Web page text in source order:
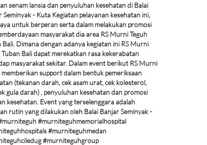
senam lansia dan penyuluhan kesehatan di Balai
Seminyak - Kuta Kegiatan pelayanan kesehatan ini,
untuk berperan serta dalam melakukan promosi
masyarakat dia area RS Murni Teguh
Bali. Dimana dengan adanya kegiatan ini RS Murni
Tuban Bali dapat merekatkan rasa kekerabatan
masyarakat sekitar. Dalam event berikut RS Murni
memberikan support dalam bentuk pemeriksaan
(tekanan darah, cek asam urat, cek kolesterol,
gula darah) , penyuluhan kesehatan dan promosi
kesehatan. Event yang terselenggara adalah
rutin yang dilakukan oleh Balai Banjar Seminyak -
#murniteguhmemorialhospital
#murniteguhmedan
#murniteguhgroup